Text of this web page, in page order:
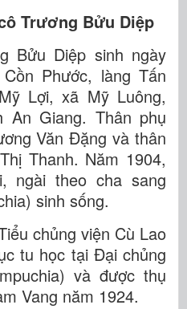
Trương Bửu Diệp
Bửu Diệp sinh ngày
Phước, làng Tấn
Lợi, xã Mỹ Luông,
An Giang. Thân phụ
Văn Đặng và thân
Thanh. Năm 1904,
ngài theo cha sang
sinh sống.
chủng viện Cù Lao
tu học tại Đại chủng
và được thụ
Vang năm 1924.